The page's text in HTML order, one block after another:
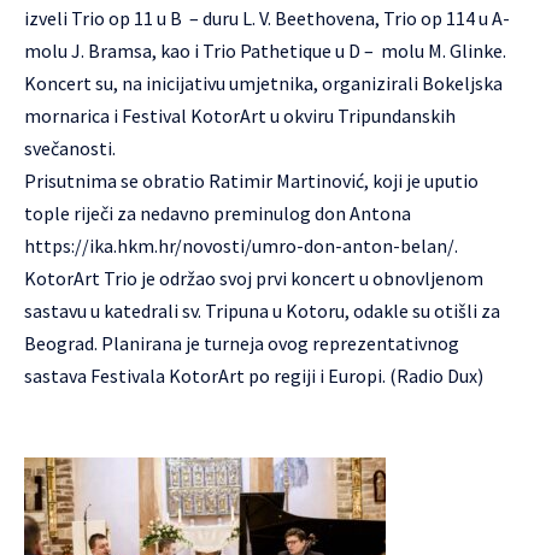
izveli Trio op 11 u B – duru L. V. Beethovena, Trio op 114 u A-
molu J. Bramsa, kao i Trio Pathetique u D – molu M. Glinke.
Koncert su, na inicijativu umjetnika, organizirali Bokeljska
mornarica i Festival KotorArt u okviru Tripundanskih
svečanosti.
Prisutnima se obratio Ratimir Martinović, koji je uputio
tople riječi za nedavno preminulog don Antona
https://ika.hkm.hr/novosti/umro-don-anton-belan/.
KotorArt Trio je održao svoj prvi koncert u obnovljenom
sastavu u katedrali sv. Tripuna u Kotoru, odakle su otišli za
Beograd. Planirana je turneja ovog reprezentativnog
sastava Festivala KotorArt po regiji i Europi. (Radio Dux)